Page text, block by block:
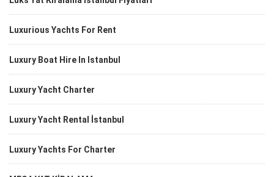
Luxurious Yachts For Rent
Luxury Boat Hire In Istanbul
Luxury Yacht Charter
Luxury Yacht Rental İstanbul
Luxury Yachts For Charter